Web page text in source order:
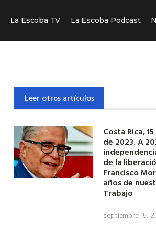
La Escoba TV La Escoba Podcast
Leer otros artículos
Costa Rica,
de 2023. A
de la
Francisco
años de
Trabajo
septiembre 15,